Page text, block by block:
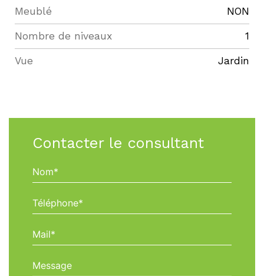
Meublé NON
Nombre de niveaux 1
Vue Jardin
Contacter le consultant
Nom*
Téléphone*
Mail*
Message